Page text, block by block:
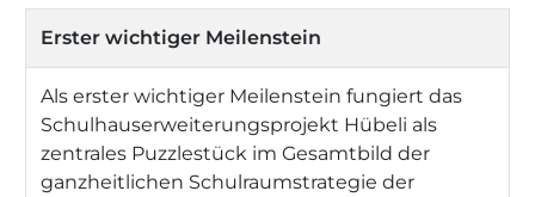
Erster wichtiger Meilenstein
Als erster wichtiger Meilenstein fungiert das
Schulhauserweiterungsprojekt Hübeli als
zentrales Puzzlestück im Gesamtbild der
ganzheitlichen Schulraumstrategie der